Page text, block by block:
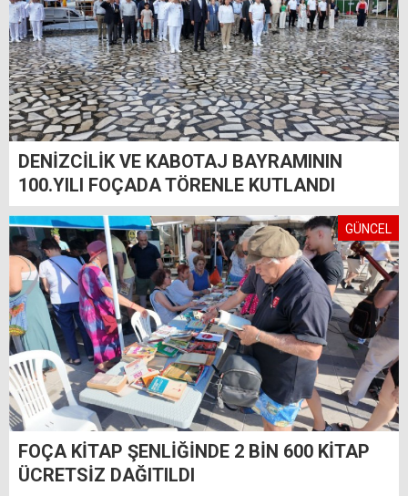
DENİZCİLİK VE KABOTAJ BAYRAMININ
100.YILI FOÇADA TÖRENLE KUTLANDI
GÜNCEL
FOÇA KİTAP ŞENLİĞİNDE 2 BİN 600 KİTAP
ÜCRETSİZ DAĞITILDI